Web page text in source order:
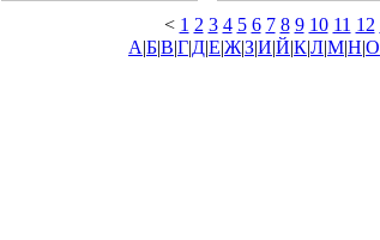
< 1 2 3 4 5 6 7 8 9 10 11 12
А|Б|В|Г|Д|Е|Ж|З|И|Й|К|Л|М|Н|О